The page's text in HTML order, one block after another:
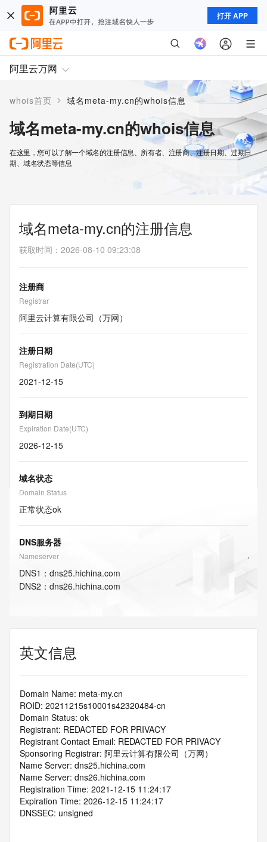
打开 APP
阿里云万网
whois首页 > 域名meta-my.cn的whois信息
域名meta-my.cn的whois信息
在这里，您可以了解一个域名的注册信息、所有者、注册商、注册日期、过期日
期、域名状态等信息
域名meta-my.cn的注册信息
获取时间 ： 2026-08-10 09:23:08
注册商
Registrar
阿里云计算有限公司（万网）
注册日期
Registration Date(UTC)
2021-12-15
到期日期
Expiration Date(UTC)
2026-12-15
域名状态
Domain Status
正常状态ok
DNS服务器
Nameserver
DNS1 ： dns25.hichina.com
DNS2 ： dns26.hichina.com
英文信息
Domain Name: meta-my.cn
ROID: 20211215s10001s42320484-cn
Domain Status: ok
Registrant: REDACTED FOR PRIVACY
Registrant Contact Email: REDACTED FOR PRIVACY
Sponsoring Registrar: 阿里云计算有限公司（万网）
Name Server: dns25.hichina.com
Name Server: dns26.hichina.com
Registration Time: 2021-12-15 11:24:17
Expiration Time: 2026-12-15 11:24:17
DNSSEC: unsigned